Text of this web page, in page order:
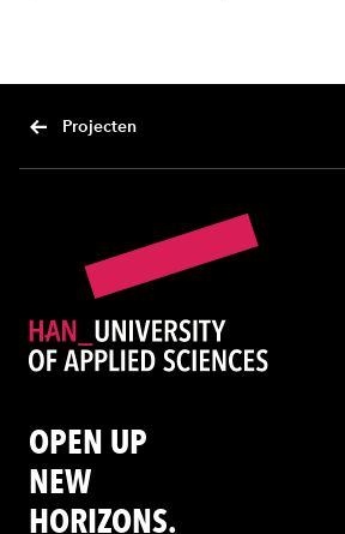
Projecten
OPEN UP
NEW
HORIZONS.